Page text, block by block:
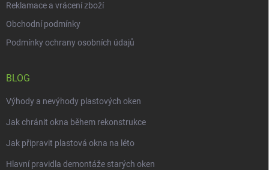
Reklamace a vrácení zboží
Obchodní podmínky
Podmínky ochrany osobních údajů
BLOG
Výhody a nevýhody plastových oken
Jak chránit okna během rekonstrukce
Jak připravit plastová okna na léto
Hlavní pravidla demontáže starých oken